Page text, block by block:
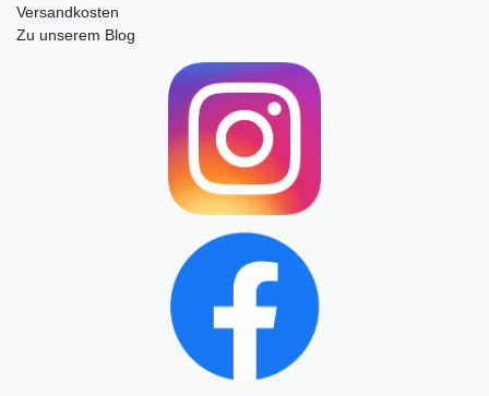
Versandkosten
Zu unserem Blog